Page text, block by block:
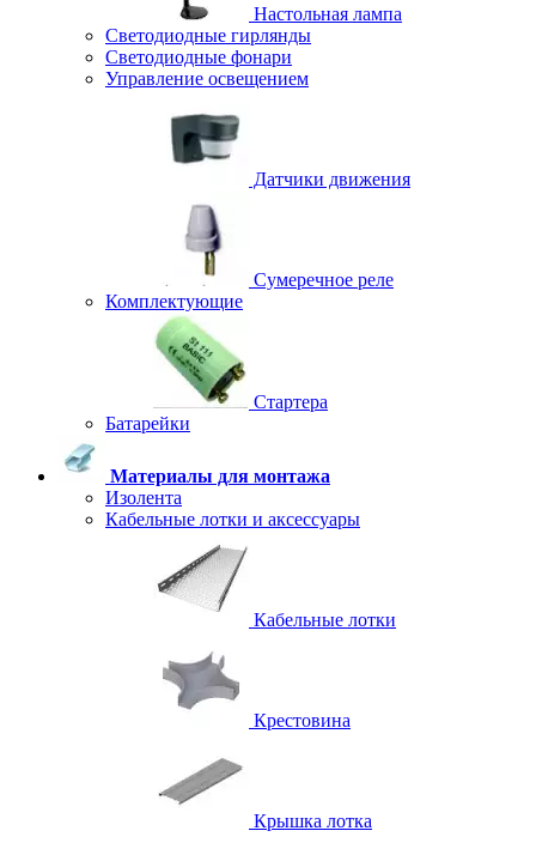
Настольная лампа
Светодиодные гирлянды
Светодиодные фонари
Управление освещением
Датчики движения
Сумеречное реле
Комплектующие
Стартера
Батарейки
Материалы для монтажа
Изолента
Кабельные лотки и аксессуары
Кабельные лотки
Крестовина
Крышка лотка